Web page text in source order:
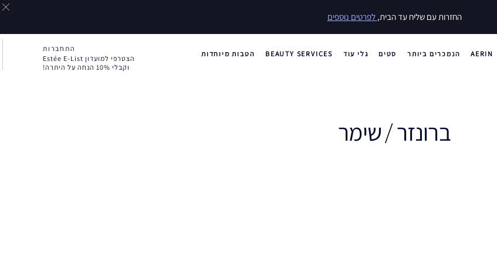
החזרות עם שליח עד הבית, לפרטים נוספים
הצטרפי למועדון Estée E-List
וקבלי 10% הנחה על היתרה!
התחברות
AERIN הנמכרים ביותר סטים גלי עוד BEAUTY SERVICES הטבות מיוחדות
ברונזר / שימר